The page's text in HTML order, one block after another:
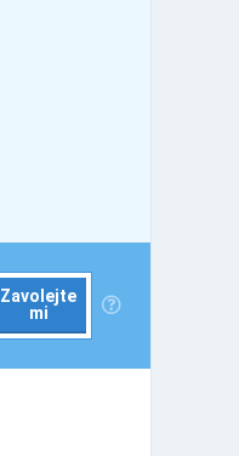
Zavolejte
mi